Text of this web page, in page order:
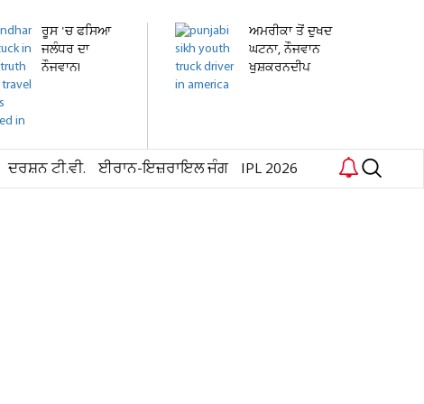
ਰੂਸ 'ਚ ਫਸਿਆ
ਜਲੰਧਰ ਦਾ
ਨੌਜਵਾਨ!
ਅਮਰੀਕਾ ਤੋਂ ਦੁਖਦ
ਘਟਨਾ, ਨੌਜਵਾਨ
ਖੁਸ਼ਕਰਨਦੀਪ
ਦਰਸ਼ਨ ਟੀ.ਵੀ. ਈਰਾਨ-ਇਜ਼ਰਾਇਲ ਜੰਗ IPL 2026